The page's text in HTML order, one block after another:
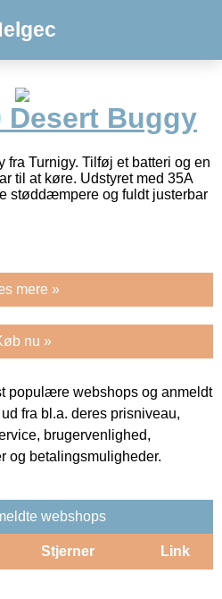
Desert Buggy
fra Turnigy. Tilføj et batteri og en
til at køre. Udstyret med 35A
støddæmpere og fuldt justerbar
mere »
nu »
populære webshops og anmeldt
fra bl.a. deres prisniveau,
brugervenlighed,
og betalingsmuligheder.
webshops
Stjerner Link